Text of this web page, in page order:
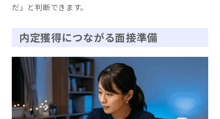
だ」と判断できます。
内定獲得につながる面接準備